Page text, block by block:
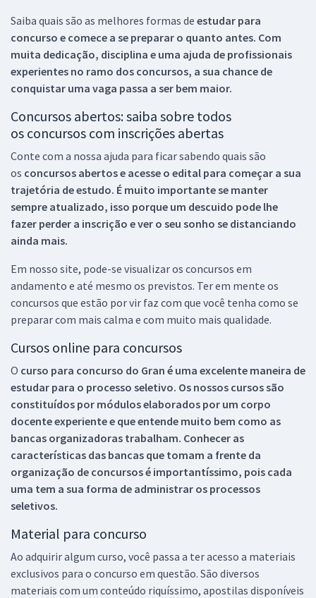
Saiba quais são as melhores formas de estudar para
concurso e comece a se preparar o quanto antes. Com
muita dedicação, disciplina e uma ajuda de profissionais
experientes no ramo dos concursos, a sua chance de
conquistar uma vaga passa a ser bem maior.
Concursos abertos: saiba sobre todos
os concursos com inscrições abertas
Conte com a nossa ajuda para ficar sabendo quais são
os concursos abertos e acesse o edital para começar a sua
trajetória de estudo. É muito importante se manter
sempre atualizado, isso porque um descuido pode lhe
fazer perder a inscrição e ver o seu sonho se distanciando
ainda mais.
Em nosso site, pode-se visualizar os concursos em
andamento e até mesmo os previstos. Ter em mente os
concursos que estão por vir faz com que você tenha como se
preparar com mais calma e com muito mais qualidade.
Cursos online para concursos
O curso para concurso do Gran é uma excelente maneira de
estudar para o processo seletivo. Os nossos cursos são
constituídos por módulos elaborados por um corpo
docente experiente e que entende muito bem como as
bancas organizadoras trabalham. Conhecer as
características das bancas que tomam a frente da
organização de concursos é importantíssimo, pois cada
uma tem a sua forma de administrar os processos
seletivos.
Material para concurso
Ao adquirir algum curso, você passa a ter acesso a materiais
exclusivos para o concurso em questão. São diversos
materiais com um conteúdo riquíssimo, apostilas disponíveis